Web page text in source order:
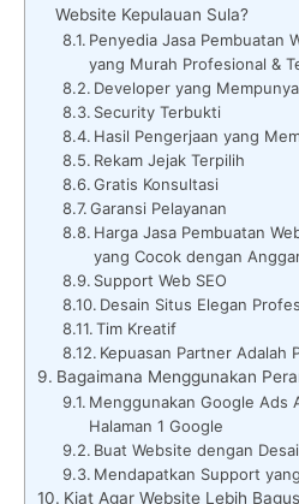
Website Kepulauan Sula?
Penyedia Jasa Pembuatan
yang Murah Profesional &
Developer yang
Security Terbukti
Hasil Pengerjaan yang
Rekam Jejak Terpilih
Gratis Konsultasi
Garansi Pelayanan
Harga Jasa Pembuatan
yang Cocok dengan
Support Web SEO
Desain Situs Elegan
Tim Kreatif
Kepuasan Partner Adalah
Bagaimana Menggunakan
Menggunakan Google Ads
Halaman 1 Google
Buat Website dengan
Mendapatkan Support
Kiat Agar Website Lebih